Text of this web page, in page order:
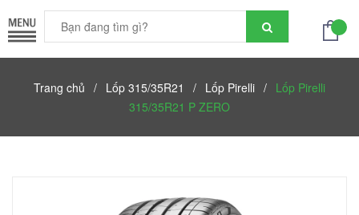
Trang chủ / Lốp 315/35R21 / Lốp Pirelli / Lốp Pirelli
315/35R21 P ZERO